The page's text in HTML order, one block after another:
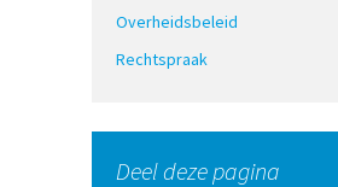
Overheidsbeleid
Rechtspraak
Deel deze pagina